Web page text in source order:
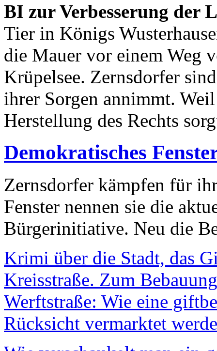
BI zur Verbesserung der
Tier in Königs
die Mauer vor einem Weg
Krüpelsee. Zernsdorfer
ihrer Sorgen annimmt.
Herstellung des Rechts
Demokratisches
Zernsdorfer kämpfen für
Fenster nennen sie die
Bürgerinitiative. Neu die
Krimi über die Stadt, das
Kreisstraße. Zum
Werftstraße: Wie eine
Rücksicht vermarktet